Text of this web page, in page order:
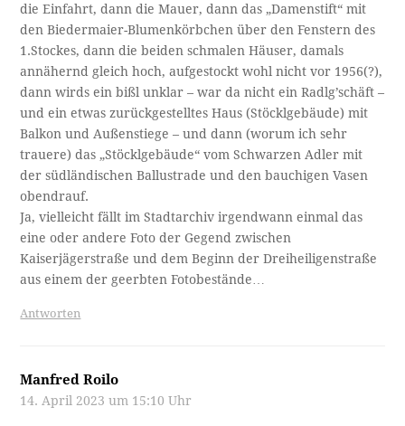
die Einfahrt, dann die Mauer, dann das „Damenstift“ mit
den Biedermaier-Blumenkörbchen über den Fenstern des
1.Stockes, dann die beiden schmalen Häuser, damals
annähernd gleich hoch, aufgestockt wohl nicht vor 1956(?),
dann wirds ein bißl unklar – war da nicht ein Radlg’schäft –
und ein etwas zurückgestelltes Haus (Stöcklgebäude) mit
Balkon und Außenstiege – und dann (worum ich sehr
trauere) das „Stöcklgebäude“ vom Schwarzen Adler mit
der südländischen Ballustrade und den bauchigen Vasen
obendrauf.
Ja, vielleicht fällt im Stadtarchiv irgendwann einmal das
eine oder andere Foto der Gegend zwischen
Kaiserjägerstraße und dem Beginn der Dreiheiligenstraße
aus einem der geerbten Fotobestände…
Antworten
Manfred Roilo
14. April 2023 um 15:10 Uhr